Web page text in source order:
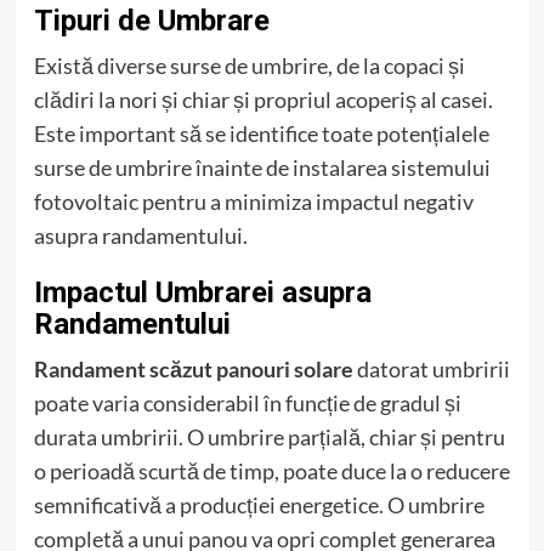
Tipuri de Umbrare
Există diverse surse de umbrire, de la copaci și
clădiri la nori și chiar și propriul acoperiș al casei.
Este important să se identifice toate potențialele
surse de umbrire înainte de instalarea sistemului
fotovoltaic pentru a minimiza impactul negativ
asupra randamentului.
Impactul Umbrarei asupra
Randamentului
Randament scăzut panouri solaredatorat umbririi
poate varia considerabil în funcție de gradul și
durata umbririi. O umbrire parțială, chiar și pentru
o perioadă scurtă de timp, poate duce la o reducere
semnificativă a producției energetice. O umbrire
completă a unui panou va opri complet generarea